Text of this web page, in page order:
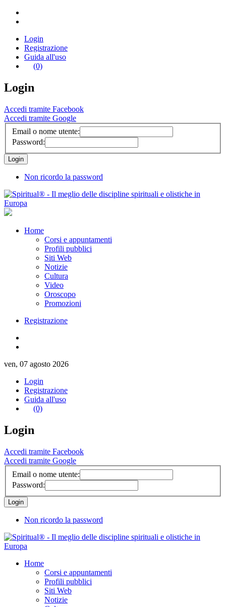
Login
Registrazione
Guida all'uso
(0)
Login
Accedi tramite Facebook
Accedi tramite Google
Email o nome utente:
Password:
Non ricordo la password
Home
Corsi e appuntamenti
Profili pubblici
Siti Web
Notizie
Cultura
Video
Oroscopo
Promozioni
Registrazione
ven, 07 agosto 2026
Login
Registrazione
Guida all'uso
(0)
Login
Accedi tramite Facebook
Accedi tramite Google
Email o nome utente:
Password:
Non ricordo la password
Home
Corsi e appuntamenti
Profili pubblici
Siti Web
Notizie